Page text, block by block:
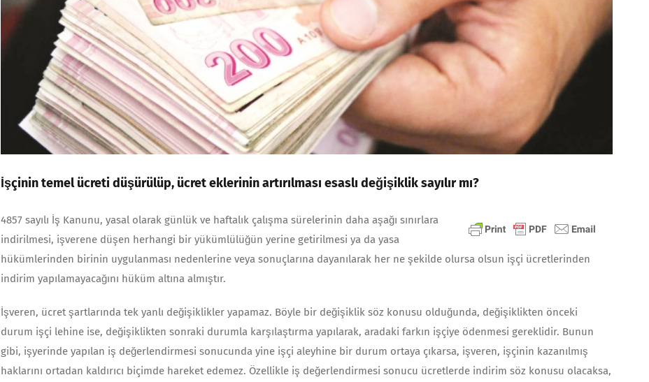
İşçinin temel ücreti düşürülüp, ücret eklerinin artırılması esaslı değişiklik sayılır mı?
4857 sayılı İş Kanunu, yasal olarak günlük ve haftalık çalışma sürelerinin daha aşağı sınırlara
indirilmesi, işverene düşen herhangi bir yükümlülüğün yerine getirilmesi ya da yasa
hükümlerinden birinin uygulanması nedenlerine veya sonuçlarına dayanılarak her ne şekilde olursa olsun işçi üc­retlerinden
indirim yapılamayacağını hüküm altına almıştır.
İşveren, ücret şartlarında tek yanlı değişiklikler yapamaz. Böyle bir de­ğişiklik söz konusu olduğunda, değişiklikten önceki
durum işçi lehine ise, değişiklikten sonraki durumla karşılaştırma yapılarak, aradaki farkın işçiye ödenmesi gereklidir. Bunun
gibi, işyerinde yapılan iş değerlendirmesi sonu­cunda yine işçi aleyhine bir durum ortaya çıkarsa, işveren, işçinin kazanılmış
haklarını ortadan kaldırıcı biçimde hareket edemez. Özellikle iş değerlendir­mesi sonucu ücretlerde indirim söz konusu olacaksa,